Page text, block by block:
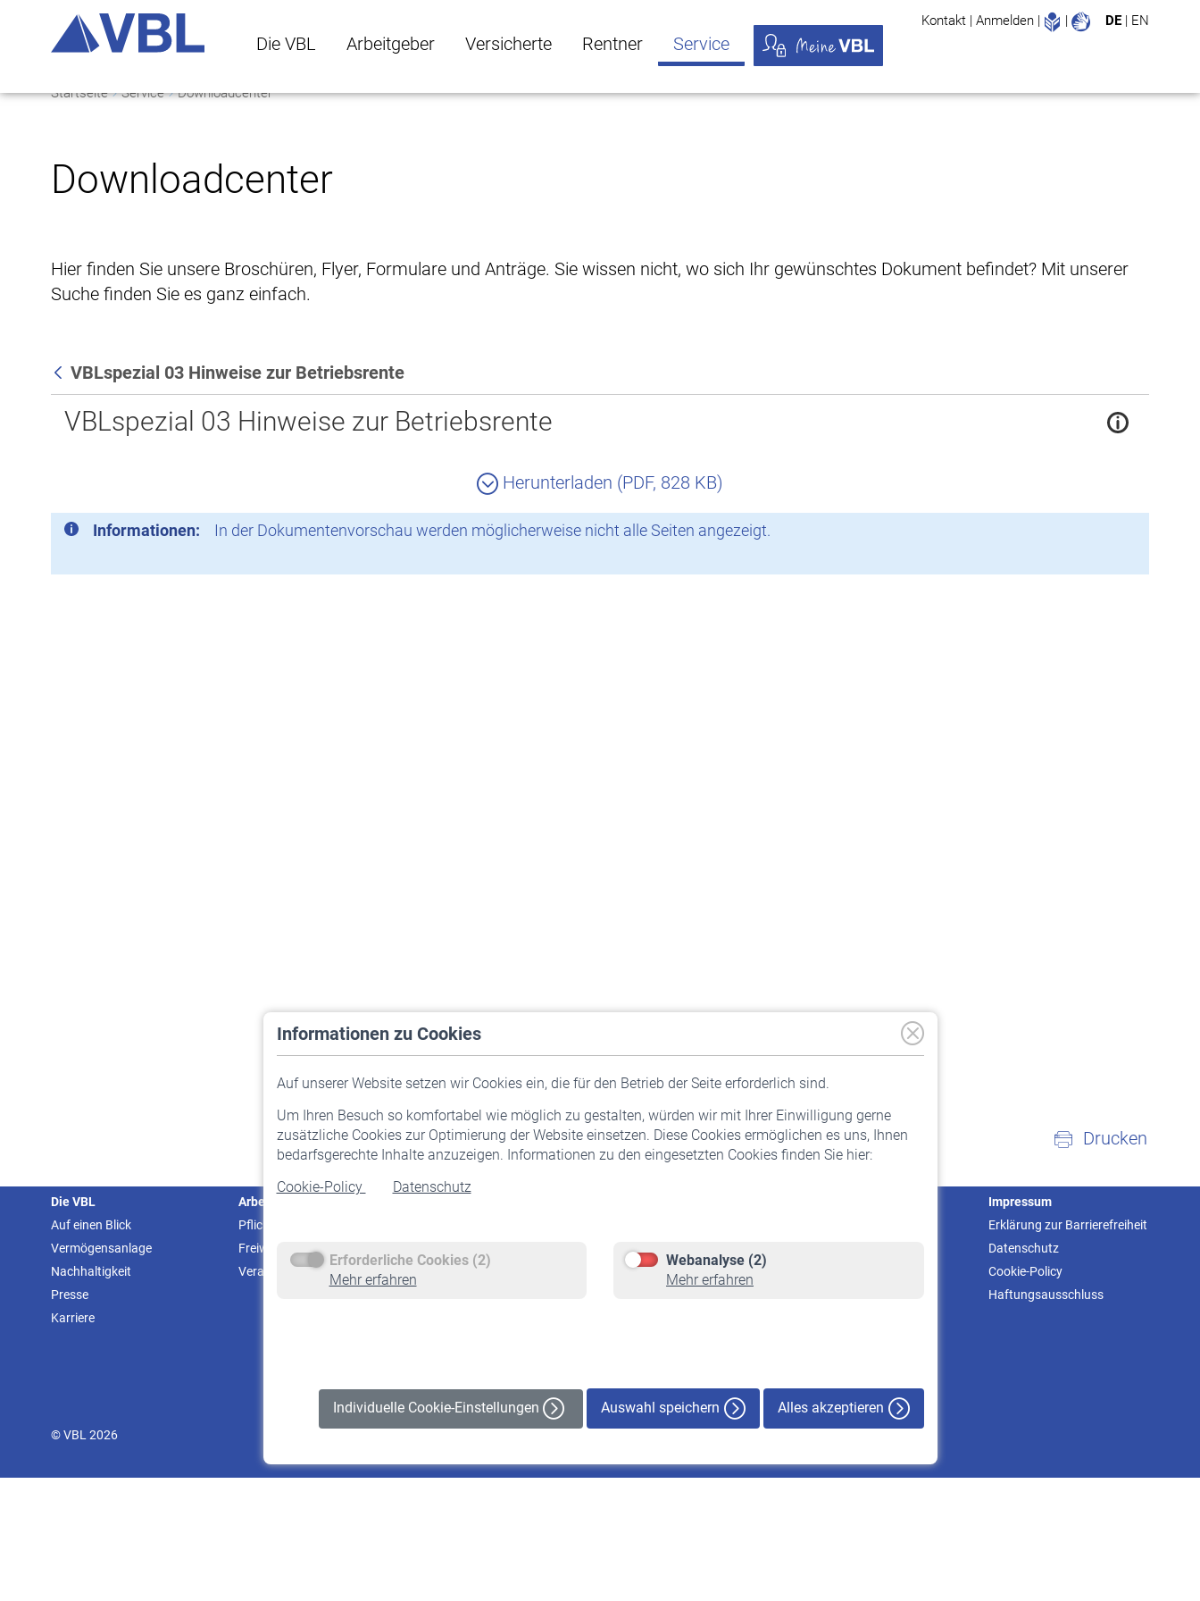
Die VBL Arbeitgeber Versicherte Rentner Service
Kontakt | Anmelden | Leichte Sprache
| DE | EN
Startseite Service Downloadcenter
Downloadcenter
Hier finden Sie unsere Broschüren, Flyer, Formulare und Anträge. Sie wissen nicht, wo sich Ihr gewünschtes Dokument befindet? Mit unserer
Suche finden Sie es ganz einfach.
Zurück
VBLspezial 03 Hinweise zur Betriebsrente
VBLspezial 03 Hinweise zur Betriebsrente
Herunterladen (PDF, 828 KB)
Informationen: In der Dokumentenvorschau werden möglicherweise nicht alle Seiten angezeigt.
Informationen zu Cookies
Auf unserer Website setzen wir Cookies ein, die für den Betrieb der Seite erforderlich sind.
Um Ihren Besuch so komfortabel wie möglich zu gestalten, würden wir mit Ihrer Einwilligung gerne
zusätzliche Cookies zur Optimierung der Website einsetzen. Diese Cookies ermöglichen es uns, Ihnen
bedarfsgerechte Inhalte anzuzeigen. Informationen zu den eingesetzten Cookies finden Sie hier:
Cookie-Policy
Datenschutz
Erforderliche Cookies (2)
Mehr erfahren
Webanalyse (2)
Mehr erfahren
Individuelle Cookie-Einstellungen Auswahl speichern Alles akzeptieren
Drucken
Die VBL
Auf einen Blick
Vermögensanlage
Nachhaltigkeit
Presse
Karriere
Arbeitgeber
Pflichtversicherung
Freiwillige Versicherung
Veranstaltungen
Staatliche Förderung
Rente beantragen
Rentenauszahlung
Impressum
Erklärung zur Barrierefreiheit
Datenschutz
Cookie-Policy
Haftungsausschluss
© VBL 2026